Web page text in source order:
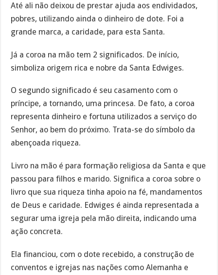
Até ali não deixou de prestar ajuda aos endividados,
pobres, utilizando ainda o dinheiro de dote. Foi a
grande marca, a caridade, para esta Santa.
Já a coroa na mão tem 2 significados. De início,
simboliza origem rica e nobre da Santa Edwiges.
O segundo significado é seu casamento com o
príncipe, a tornando, uma princesa. De fato, a coroa
representa dinheiro e fortuna utilizados a serviço do
Senhor, ao bem do próximo. Trata-se do símbolo da
abençoada riqueza.
Livro na mão é para formação religiosa da Santa e que
passou para filhos e marido. Significa a coroa sobre o
livro que sua riqueza tinha apoio na fé, mandamentos
de Deus e caridade. Edwiges é ainda representada a
segurar uma igreja pela mão direita, indicando uma
ação concreta.
Ela financiou, com o dote recebido, a construção de
conventos e igrejas nas nações como Alemanha e